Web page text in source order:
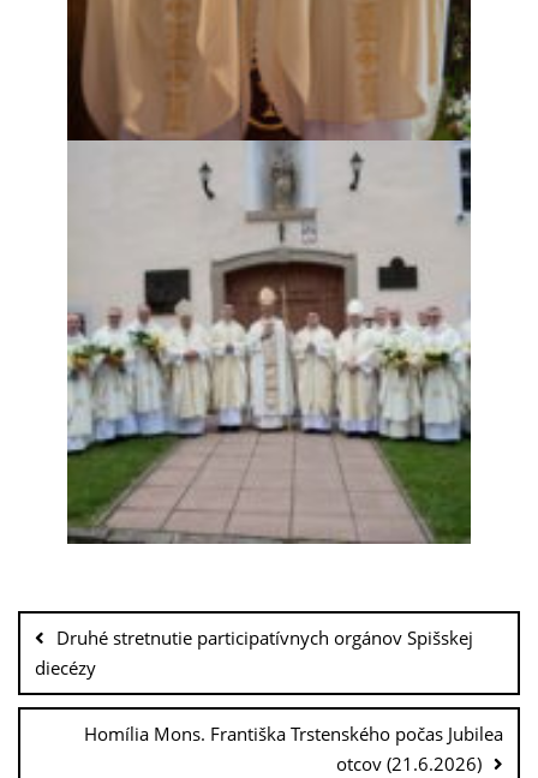
Druhé stretnutie participatívnych orgánov Spišskej
diecézy
Homília Mons. Františka Trstenského počas Jubilea
otcov (21.6.2026)